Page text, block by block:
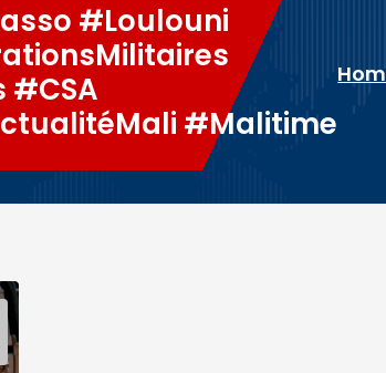
#Loulouni
#CSA
#Malitime